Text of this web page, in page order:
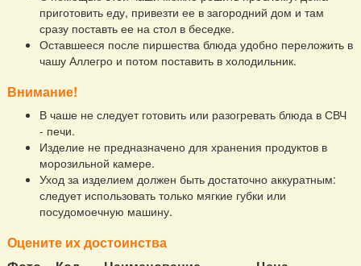
приготовить еду, привезти ее в загородний дом и там
сразу поставть ее на стол в беседке.
Оставшееся после пиршества блюда удобно переложить в
чашу Аллегро и потом поставить в холодильник.
Внимание!
В чаше не следует готовить или разогревать блюда в СВЧ
- печи.
Изделие не предназначено для хранения продуктов в
морозильной камере.
Уход за изделием должен быть достаточно аккуратным:
следует использовать только мягкие губки или
посудомоечную машину.
Оцените их достоинства